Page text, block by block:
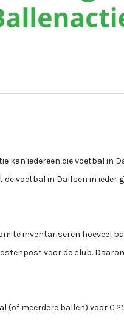
kan iedereen die voetbal in
de voetbal in Dalfsen in
te inventariseren hoeveel
voor de club.
(of meerdere ballen) voor €